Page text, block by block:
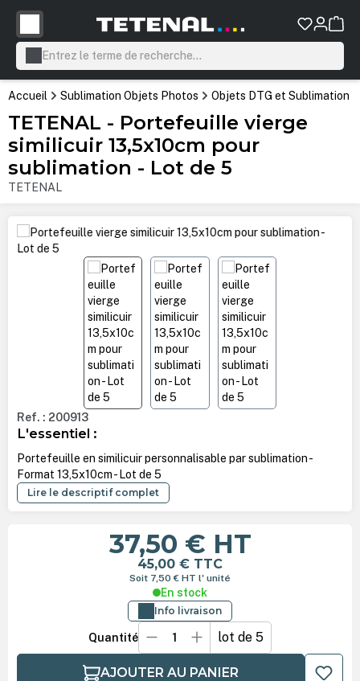
principal
Accueil Sublimation Objets Photos Objets DTG et Sublimation
TETENAL - Portefeuille vierge
similicuir 13,5x10cm pour
sublimation - Lot de 5
TETENAL
Ignorer la galerie d'images
Ref. : 200913
L'essentiel :
Portefeuille en similicuir personnalisable par sublimation -
Format 13,5x10cm - Lot de 5
Lire le descriptif complet
37,50 € HT
45,00 € TTC
Soit 7,50 € HT l' unité
En stock
Info livraison
Quantité lot de 5
AJOUTER AU PANIER